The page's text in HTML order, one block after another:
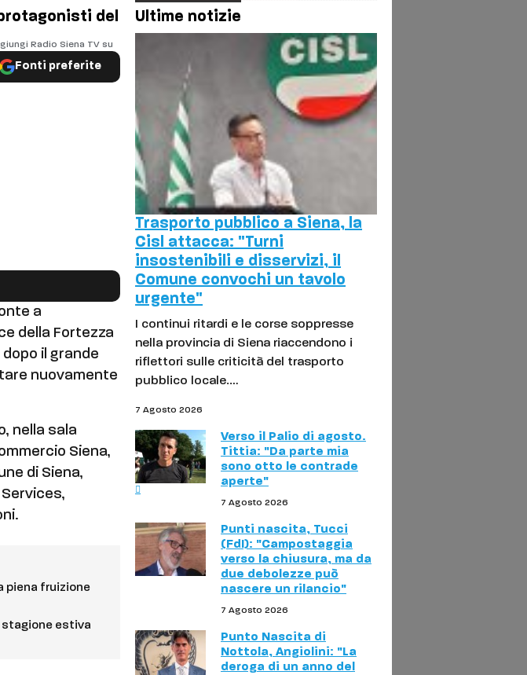
del
Radio Siena TV su
Fonti preferite
a
della Fortezza
dopo il grande
nuovamente
nella sala
Siena,
di Siena,
piena fruizione
stagione estiva
Ultime notizie
Trasporto pubblico a Siena, la
Cisl attacca: "Turni
insostenibili e disservizi, il
Comune convochi un tavolo
urgente"
I continui ritardi e le corse soppresse
nella provincia di Siena riaccendono i
riflettori sulle criticità del trasporto
pubblico locale.…
7 Agosto 2026
Verso il Palio di agosto.
Tittia: "Da parte mia
sono otto le contrade
aperte"
7 Agosto 2026
Punti nascita, Tucci
(FdI): "Campostaggia
verso la chiusura, ma da
due debolezze può
nascere un rilancio"
7 Agosto 2026
Punto Nascita di
Nottola, Angiolini: "La
deroga di un anno del